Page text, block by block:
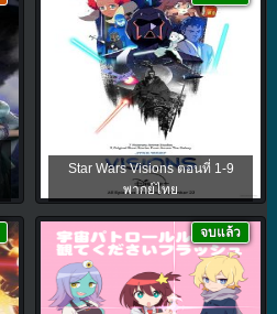
Star Wars Visions ตอนที่ 1-9
พากย์ไทย
จบแล้ว